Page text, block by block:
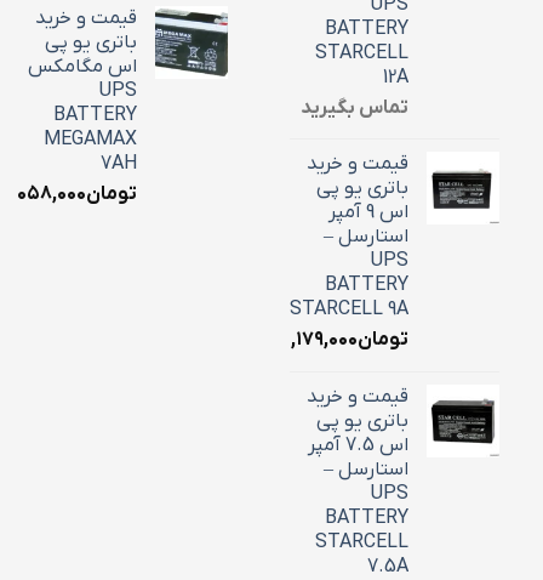
BATTERY
STARCELL
12A
تماس بگیرید
قیمت و خرید
باتری یو پی
اس 9 آمپر
استارسل –
UPS
BATTERY
STARCELL 9A
تومان۳,۱۷۹,۰۰۰
قیمت و خرید
باتری یو پی
اس 7.5 آمپر
استارسل –
UPS
BATTERY
STARCELL
7.5A
قیمت و خرید
باتری یو پی
اس مگامکس
UPS
BATTERY
MEGAMAX
7AH
تومان